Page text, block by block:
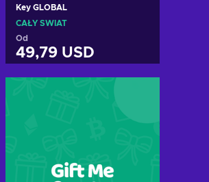
Key GLOBAL
CAŁY ŚWIAT
Od
49,79 USD
Dodaj do koszyka
Zobacz oferty